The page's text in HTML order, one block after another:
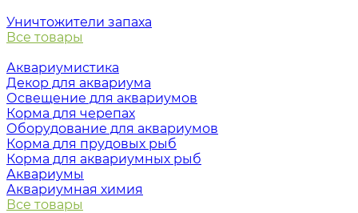
Уничтожители запаха
Все товары
Аквариумистика
Декор для аквариума
Освещение для аквариумов
Корма для черепах
Оборудование для аквариумов
Корма для прудовых рыб
Корма для аквариумных рыб
Аквариумы
Аквариумная химия
Все товары